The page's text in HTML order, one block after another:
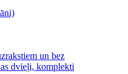
un bez
dvieļi, komplekti